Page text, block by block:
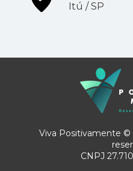
Itú / SP
Viva Positivamente ©
CNPJ